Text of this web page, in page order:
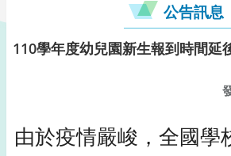
公告訊息
110學年度幼兒園新生報到時間延
由於疫情嚴峻，全國學